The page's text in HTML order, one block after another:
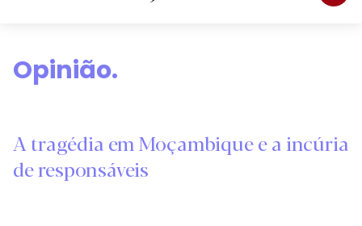
Opinião.
A tragédia em Moçambique e a incúria
de responsáveis